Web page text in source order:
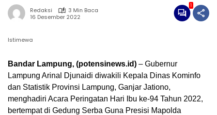
Redaksi
3 Min Baca
16 Desember 2022
1
Istimewa
Bandar Lampung, (potensinews.id) – Gubernur
Lampung Arinal Djunaidi diwakili Kepala Dinas Kominfo
dan Statistik Provinsi Lampung, Ganjar Jationo,
menghadiri Acara Peringatan Hari Ibu ke-94 Tahun 2022,
bertempat di Gedung Serba Guna Presisi Mapolda